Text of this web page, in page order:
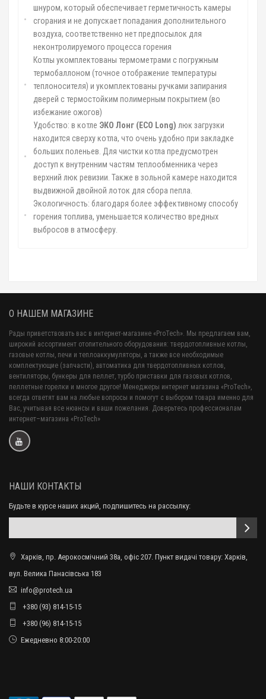
шнуром, который обеспечивает герметичность камеры
сгорания и не допускает попадания дополнительного
воздуха, соответственно нет предпосылок для
неконтролируемого процесса горения
Котлы укомплектованы термометрами с погружным
термобаллоном (точное отображение температуры
теплоносителя) и укомплектованы ручками запирания
дверей с термостойким полимерным покрытием (во
избежание ожогов)
Удобство: в котле ЭКО Лонг (ECO Long) люк загрузки
находится сверху котла, что очень удобно при закладке
больших поленьев. Для чистки котла предусмотрен
доступ к внутренним частям теплообменника через
верхний люк ревизии. Также в зольной камере находится
выдвижной двойной лоток для сбора пепла.
Экологичность: благодаря более эффективному способу
горения топлива, уменьшается количество вредных
выбросов в атмосферу.
О НАШЕМ МАГАЗИНЕ
Рады приветствовать вас в интернет-магазине «ProTech». Мы предлагаем вам,
широкий ассортимент отопительного оборудования: твердотопливные котлы,
газовые котлы, печи и теплоаккумуляторы, а также все необходимые
комплектующие (запчасти), автоматика для твердотопливных котлов,
вентиляторы, бункеры для пеллет, турбо приставки для газовых котлов,
пеллетные горелки и многое другое! Менеджеры интернет магазина «ProTech»,
всегда ответят вам на любые вопросы и помогут с выбором товара именно для
Вас, учитывая все нюансы и ваши пожелания. Доверьтесь профессионалам
интернет–магазина «ProTech»
НАШИ КОНТАКТЫ
Будьте в курсе наших акций, подпишитесь на рассылку:
Харків, пр. Аерокосмічний 38а, офіс 207. Пункт видачі товару: Харків,
вул. Велика Панасівська 183
info@protech.ua
+380 (93) 814-15-15
+380 (96) 814-15-15
Ежедневно 8:00-20:00